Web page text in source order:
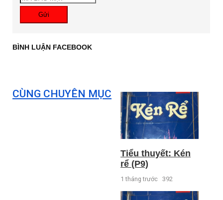
Gửi
BÌNH LUẬN FACEBOOK
CÙNG CHUYÊN MỤC
Tiểu thuyết: Kén
rể (P9)
1 tháng trước 392